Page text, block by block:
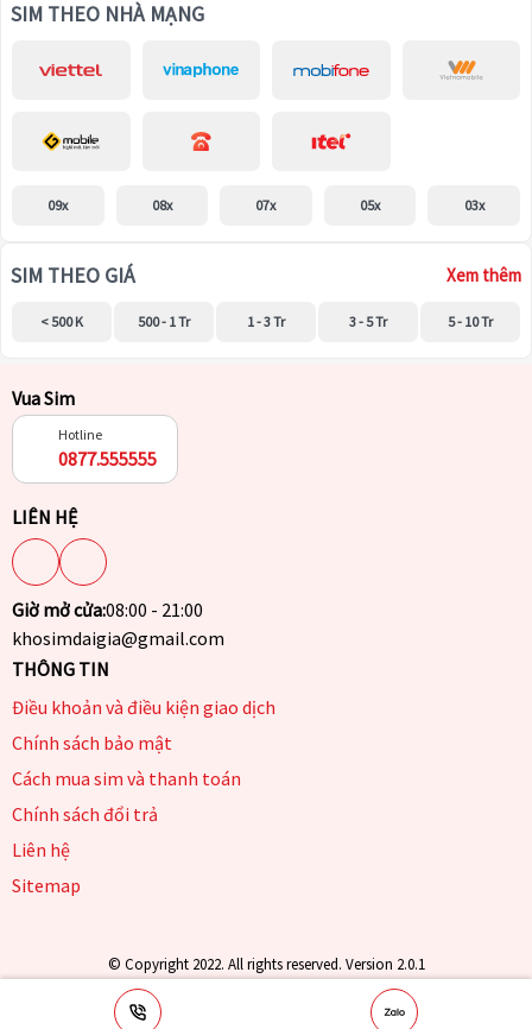
SIM THEO NHÀ MẠNG
09x 08x 07x 05x 03x
SIM THEO GIÁ Xem thêm
< 500 K 500 - 1 Tr 1 - 3 Tr 3 - 5 Tr 5 - 10 Tr
Vua Sim
Hotline
0877.555555
LIÊN HỆ
Giờ mở cửa:08:00 - 21:00
khosimdaigia@gmail.com
THÔNG TIN
Điều khoản và điều kiện giao dịch
Chính sách bảo mật
Cách mua sim và thanh toán
Chính sách đổi trả
Liên hệ
Sitemap
© Copyright 2022. All rights reserved. Version 2.0.1